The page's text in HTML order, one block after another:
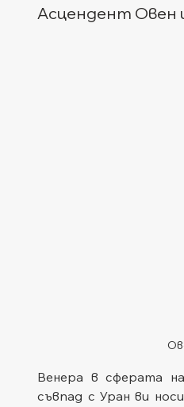
Асцендент Овен
Венера в сферата
съвпад с Уран ви